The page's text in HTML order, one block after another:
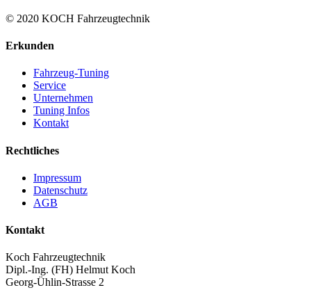
© 2020 KOCH Fahrzeugtechnik
Erkunden
Fahrzeug-Tuning
Service
Unternehmen
Tuning Infos
Kontakt
Rechtliches
Impressum
Datenschutz
AGB
Kontakt
Koch Fahrzeugtechnik
Dipl.-Ing. (FH) Helmut Koch
Georg-Ühlin-Strasse 2